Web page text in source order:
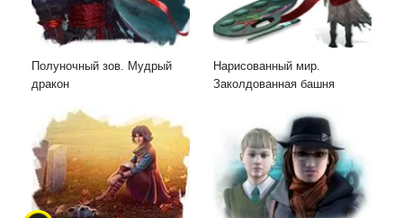
Полуночный зов. Мудрый
дракон
Нарисованный мир.
Заколдованная башня